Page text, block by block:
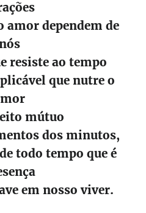
amor dependem de
nós
resiste ao tempo
que nutre o
mútuo
dos minutos,
todo tempo que é
em nosso viver.